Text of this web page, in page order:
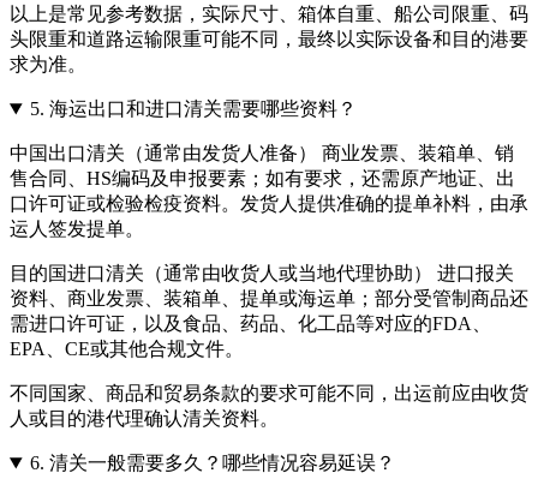
以上是常见参考数据，实际尺寸、箱体自重、船公司限重、码
头限重和道路运输限重可能不同，最终以实际设备和目的港要
求为准。
5. 海运出口和进口清关需要哪些资料？
中国出口清关（通常由发货人准备） 商业发票、装箱单、销
售合同、HS编码及申报要素；如有要求，还需原产地证、出
口许可证或检验检疫资料。发货人提供准确的提单补料，由承
运人签发提单。
目的国进口清关（通常由收货人或当地代理协助） 进口报关
资料、商业发票、装箱单、提单或海运单；部分受管制商品还
需进口许可证，以及食品、药品、化工品等对应的FDA、
EPA、CE或其他合规文件。
不同国家、商品和贸易条款的要求可能不同，出运前应由收货
人或目的港代理确认清关资料。
6. 清关一般需要多久？哪些情况容易延误？